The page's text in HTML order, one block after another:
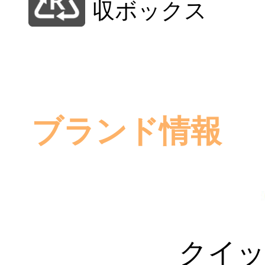
収ボックス
ブランド情報
クイ